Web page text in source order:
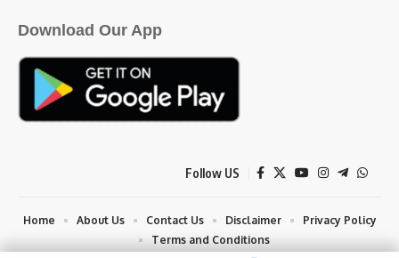
Download Our App
Follow US
Home About Us Contact Us Disclaimer
Privacy Policy
Terms and Conditions